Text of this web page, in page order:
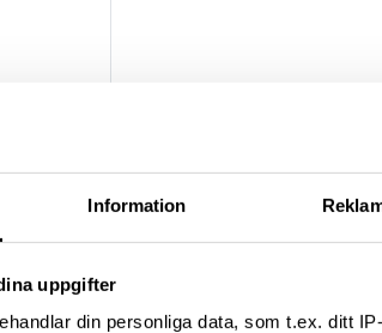
Information
uppgifter
din personliga data, som t.ex. ditt